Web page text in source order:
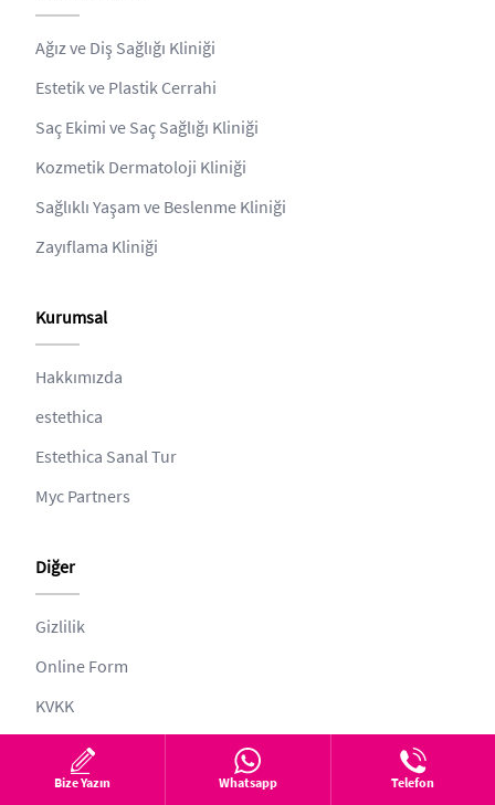
Ağız ve Diş Sağlığı Kliniği
Estetik ve Plastik Cerrahi
Saç Ekimi ve Saç Sağlığı Kliniği
Kozmetik Dermatoloji Kliniği
Sağlıklı Yaşam ve Beslenme Kliniği
Zayıflama Kliniği
Kurumsal
Hakkımızda
estethica
Estethica Sanal Tur
Myc Partners
Diğer
Gizlilik
Online Form
KVKK
Şikayet İstek Öneri Bildir
Web ve Tıbbi Yayın Kurulu
Bize Yazın Whatsapp Telefon